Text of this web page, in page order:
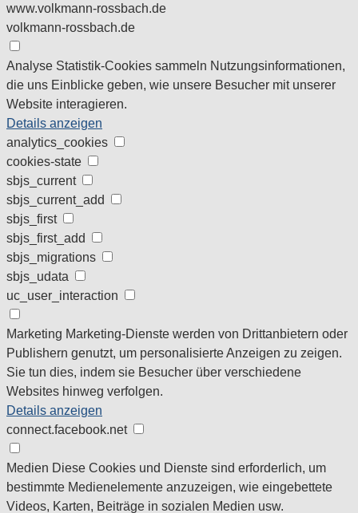
www.volkmann-rossbach.de
volkmann-rossbach.de
Analyse Statistik-Cookies sammeln Nutzungsinformationen,
die uns Einblicke geben, wie unsere Besucher mit unserer
Website interagieren.
Details anzeigen
analytics_cookies
cookies-state
sbjs_current
sbjs_current_add
sbjs_first
sbjs_first_add
sbjs_migrations
sbjs_udata
uc_user_interaction
Marketing Marketing-Dienste werden von Drittanbietern oder
Publishern genutzt, um personalisierte Anzeigen zu zeigen.
Sie tun dies, indem sie Besucher über verschiedene
Websites hinweg verfolgen.
Details anzeigen
connect.facebook.net
Medien Diese Cookies und Dienste sind erforderlich, um
bestimmte Medienelemente anzuzeigen, wie eingebettete
Videos, Karten, Beiträge in sozialen Medien usw.